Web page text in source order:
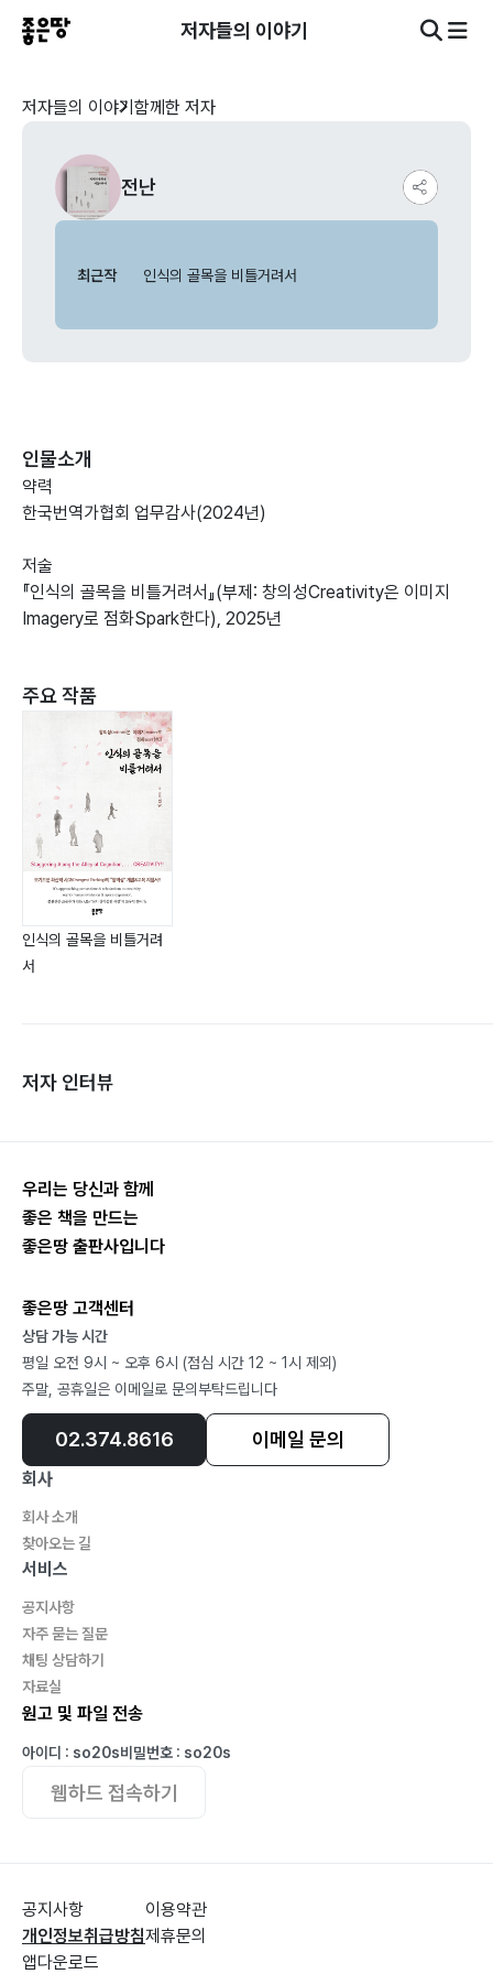
저자들의 이야기
저자들의 이야기 함께한 저자
전난
최근작 인식의 골목을 비틀거려서
인물소개
약력
한국번역가협회 업무감사(2024년)
저술
『인식의 골목을 비틀거려서』(부제: 창의성Creativity은 이미지
Imagery로 점화Spark한다), 2025년
주요 작품
인식의 골목을 비틀거려
서
저자 인터뷰
우리는 당신과 함께
좋은 책을 만드는
좋은땅 출판사입니다
좋은땅 고객센터
상담 가능 시간
평일 오전 9시 ~ 오후 6시 (점심 시간 12 ~ 1시 제외)
주말, 공휴일은 이메일로 문의부탁드립니다
02.374.8616 이메일 문의
회사
회사 소개
찾아오는 길
서비스
공지사항
자주 묻는 질문
채팅 상담하기
자료실
원고 및 파일 전송
아이디 : so20s비밀번호 : so20s
웹하드 접속하기
공지사항
개인정보취급방침
앱다운로드
이용약관
제휴문의